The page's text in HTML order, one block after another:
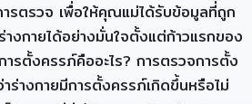
ารตรวจ เพื่อให้คุณแม่ได้รับข้อมูลที่ถูก
างกายได้อย่างมั่นใจตั้งแต่ก้าวแรกของ
ตั้งครรภ์คืออะไร? การตรวจการตั้ง
ร่างกายมีการตั้งครรภ์เกิดขึ้นหรือไม่